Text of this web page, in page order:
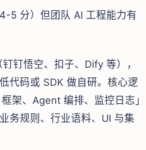
5 分）但团队 AI 工程能力有
钉悟空、扣子、Dify 等），
代码或 SDK 做自研。核心逻
架、Agent 编排、监控日志」
务规则、行业语料、UI 与集